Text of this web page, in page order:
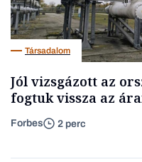
Társadalom
Jól vizsgázott az
fogtuk vissza az
Forbes 2 perc